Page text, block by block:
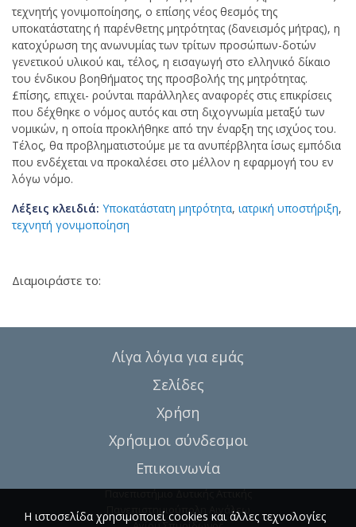
τεχνητής γονιμοποίησης, ο επίσης νέος θεσμός της
υποκατάστατης ή παρένθετης μητρότητας (δανεισμός μήτρας), η
κατοχύρωση της ανωνυμίας των τρίτων προσώπων-δοτών
γενετικού υλικού και, τέλος, η εισαγωγή στο ελληνικό δίκαιο
του ένδικου βοηθήματος της προσβολής της μητρότητας.
£πίσης, επιχει- ρούνται παράλληλες αναφορές στις επικρίσεις
που δέχθηκε ο νόμος αυτός και στη διχογνωμία μεταξύ των
νομικών, η οποία προκλήθηκε από την έναρξη της ισχύος του.
Τέλος, θα προβληματιστούμε με τα ανυπέρβλητα ίσως εμπόδια
που ενδέχεται να προκαλέσει στο μέλλον η εφαρμογή του εν
λόγω νόμο.
Λέξεις κλειδιά: Υποκατάστατη μητρότητα, ιατρική υποστήριξη,
τεχνητή γονιμοποίηση
Διαμοιράστε το:
Λίγα λόγια για εμάς
Σελίδες
Χρήση
Χρήσιμοι σύνδεσμοι
Επικοινωνία
Πανεπιστήμιο Δυτικής Αττικής
Πανεπιστημιούπολη Αιγάλεω
Η ιστοσελίδα χρησιμοποιεί cookies και άλλες τεχνολογίες